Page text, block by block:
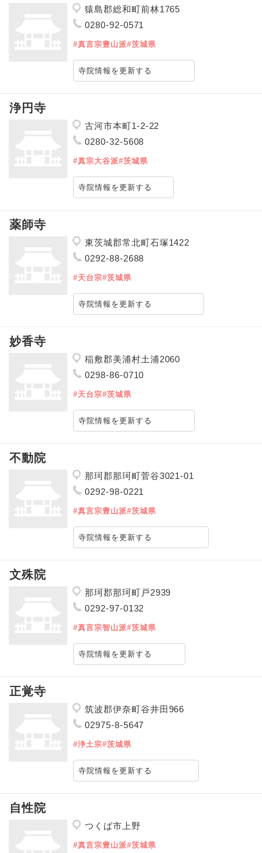
猿島郡総和町前林1765
0280-92-0571
#真言宗豊山派#茨城県
寺院情報を更新する
浄円寺
古河市本町1-2-22
0280-32-5608
#真宗大谷派#茨城県
寺院情報を更新する
薬師寺
東茨城郡常北町石塚1422
0292-88-2688
#天台宗#茨城県
寺院情報を更新する
妙香寺
稲敷郡美浦村土浦2060
0298-86-0710
#天台宗#茨城県
寺院情報を更新する
不動院
那珂郡那珂町菅谷3021-01
0292-98-0221
#真言宗豊山派#茨城県
寺院情報を更新する
文殊院
那珂郡那珂町戸2939
0292-97-0132
#真言宗智山派#茨城県
寺院情報を更新する
正覚寺
筑波郡伊奈町谷井田966
02975-8-5647
#浄土宗#茨城県
寺院情報を更新する
自性院
つくば市上野
#真言宗豊山派#茨城県